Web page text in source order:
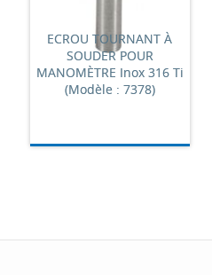
ECROU TOURNANT À
SOUDER POUR
MANOMÈTRE Inox 316 Ti
(Modèle : 7378)